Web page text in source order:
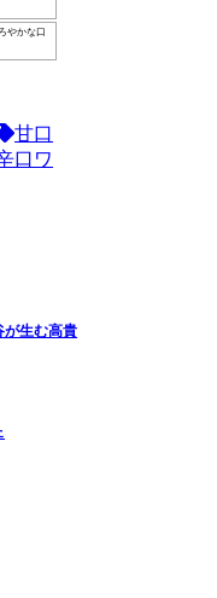
やかな口
甘口
口ワ
が生む高貴